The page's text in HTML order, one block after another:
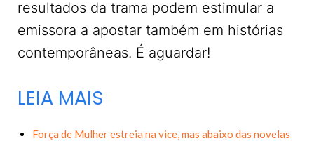
resultados da trama podem estimular a
emissora a apostar também em histórias
contemporâneas. É aguardar!
LEIA MAIS
Força de Mulher estreia na vice, mas abaixo das novelas